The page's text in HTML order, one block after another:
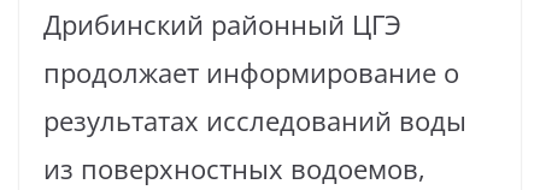
Дрибинский районный ЦГЭ
продолжает информирование о
результатах исследований воды
из поверхностных водоемов,